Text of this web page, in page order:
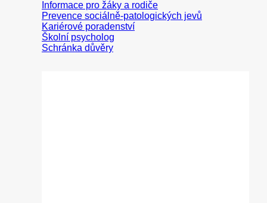
Informace pro žáky a rodiče
Prevence sociálně-patologických jevů
Kariérové poradenství
Školní psycholog
Schránka důvěry